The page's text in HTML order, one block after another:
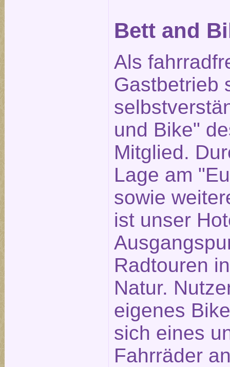
Bett and
Als
Gastbetrieb
und Bike"
Mitglied.
Lage am
sowie
ist unser
Radtouren
Natur.
eigenes
sich eines
Fahrräder